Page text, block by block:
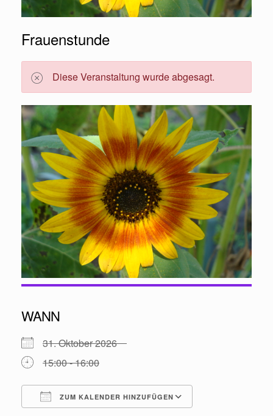
Frauenstunde
Diese Veranstaltung wurde abgesagt.
WANN
31. Oktober 2026
15:00 - 16:00
ZUM KALENDER HINZUFÜGEN